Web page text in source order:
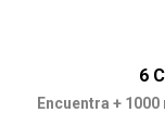
6
Encuentra +